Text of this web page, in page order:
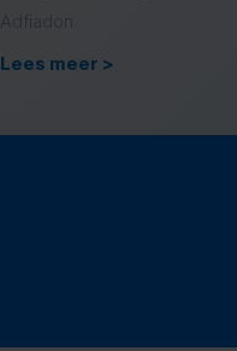
Lees meer >